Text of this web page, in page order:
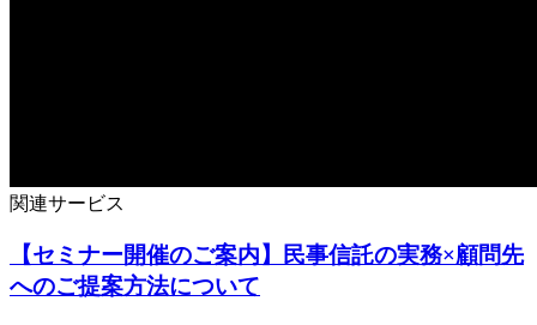
関連サービス
【セミナー開催のご案内】民事信託の実務×顧問先
へのご提案方法について